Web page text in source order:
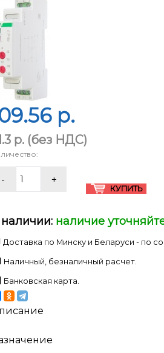
p.
p. (без НДС)
наличие
Доставка по Минску и Беларуси - по
Наличный, безналичный расчет.
Банковская карта.